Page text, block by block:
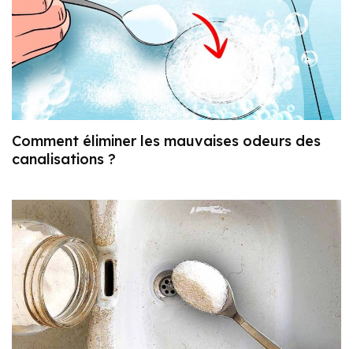
Comment éliminer les mauvaises odeurs des
canalisations ?